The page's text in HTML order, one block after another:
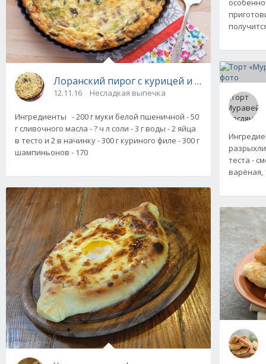
Лоранский пирог с курицей и грибами
12.11.16 Несладкая выпечка
Ингредиенты - 200 г муки белой пшеничной - 50
г сливочного масла - ? ч л соли - 3 г воды - 2 яйца
в тесто и 2 в начинку - 300 г куриного филе - 300 г
шампиньонов - 170
теста -
варёная,